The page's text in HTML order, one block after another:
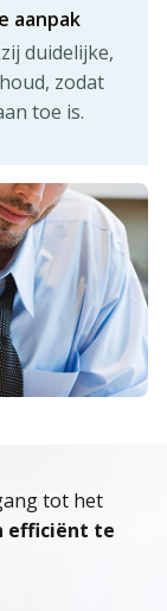
aanpak
duidelijke,
zodat
toe is.
tot het
efficiënt te